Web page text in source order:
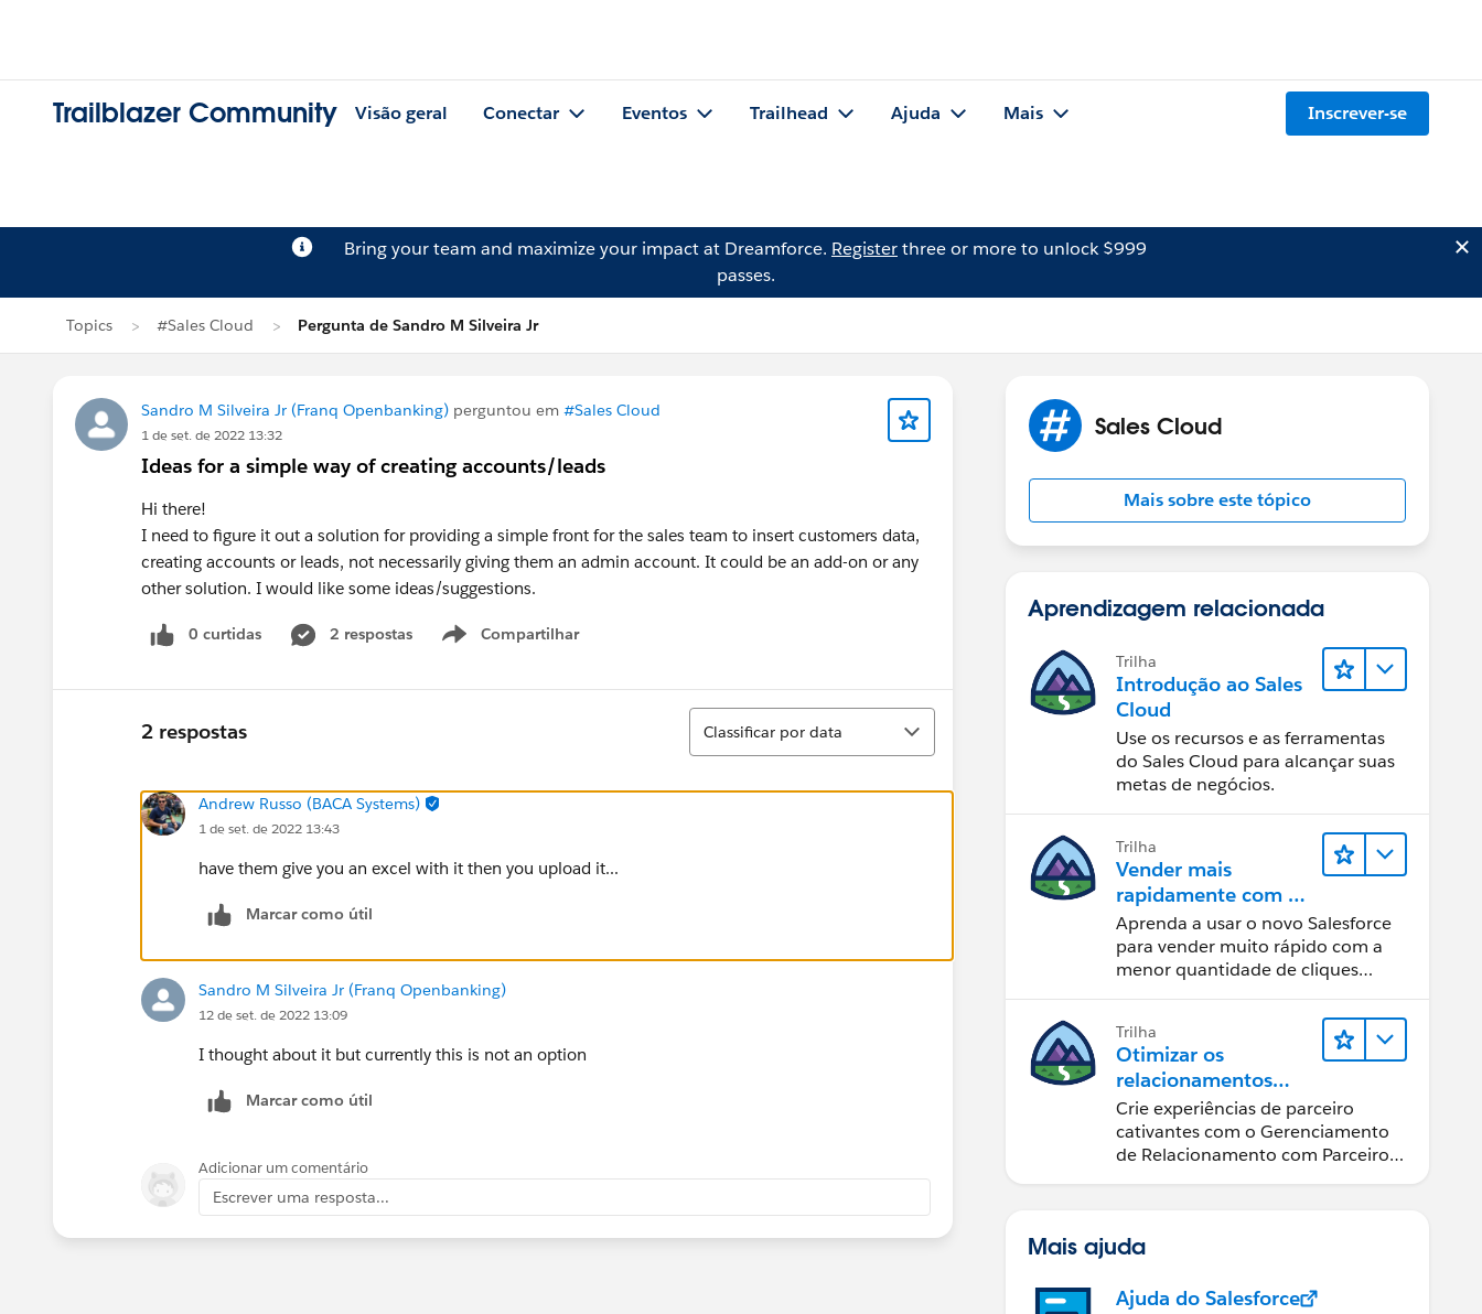
Trailblazer Community Visão geral Conectar Eventos Trailhead Ajuda Mais Inscrever-se
Bring your team and maximize your impact at Dreamforce. Registerthree or more to unlock $999
passes.
Topics #Sales Cloud Pergunta de Sandro M Silveira Jr
Sandro M Silveira Jr (Franq Openbanking) perguntou em #Sales Cloud
1 de set. de 2022 13:32
Ideas for a simple way of creating accounts/leads
Hi there!
I need to figure it out a solution for providing a simple front for the sales team to insert customers data,
creating accounts or leads, not necessarily giving them an admin account. It could be an add-on or any
other solution. I would like some ideas/suggestions.
0 curtidas 2 respostas Compartilhar
Show menu
2 respostas
Classificar
Classificar por data
Andrew Russo (BACA Systems)
1 de set. de 2022 13:43
have them give you an excel with it then you upload it...
Marcar como útil
Sandro M Silveira Jr (Franq Openbanking)
12 de set. de 2022 13:09
I thought about it but currently this is not an option
Marcar como útil
Adicionar um comentário
Escrever uma resposta...
Sales Cloud
Mais sobre este tópico
Aprendizagem relacionada
Trilha
Introdução ao Sales
Cloud
Use os recursos e as ferramentas
do Sales Cloud para alcançar suas
metas de negócios.
Trilha
Vender mais
rapidamente com o
Sales Cloud
Aprenda a usar o novo Salesforce
para vender muito rápido com a
menor quantidade de cliques
Trilha
Otimizar os
relacionamentos
com parceiros
usando o Sales
Cloud PRM
Crie experiências de parceiro
cativantes com o Gerenciamento
de Relacionamento com Parceiros
Mais ajuda
Ajuda do Salesforce